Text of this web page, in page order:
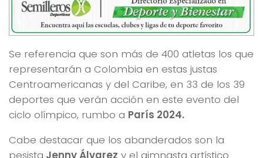
Se referencia que son más de 400 atletas los que
representarán a Colombia en estas justas
Centroamericanas y del Caribe, en 33 de los 39
deportes que verán acción en este evento del
ciclo olímpico, rumbo a París 2024.
Cabe destacar que los abanderados son la
pesista Jenny Álvarez y el gimnasta artístico